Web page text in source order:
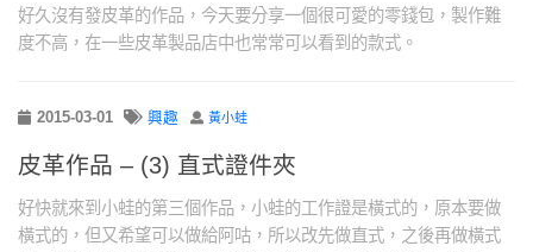
好久沒有發皮革的作品，今天要分享一個很可愛的零錢包，製作難
度不高，在一些皮革製品店中也常常可以看到的款式。
2015-03-01 興趣 黃小蛙
皮革作品 – (3) 直式證件夾
好快就來到小蛙的第三個作品，小蛙的工作證是橫式的，原本要做
橫式的，但又希望可以做給阿咕，所以改先做直式，之後再做橫式